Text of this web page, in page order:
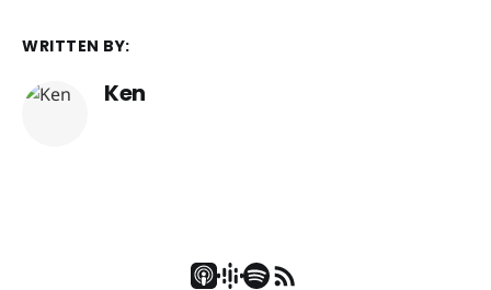
WRITTEN BY:
Ken